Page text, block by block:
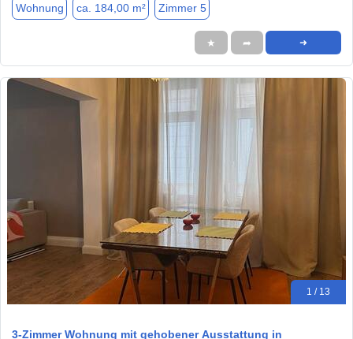
Wohnung ca. 184,00 m² Zimmer 5
★ ➦ ➜
1 / 13
3-Zimmer Wohnung mit gehobener Ausstattung in